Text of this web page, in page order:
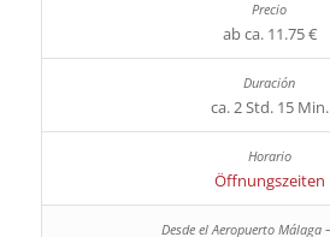
ab ca. 11.75 €
ca. 2 Std. 15 Min.
Öffnungszeiten